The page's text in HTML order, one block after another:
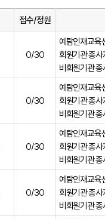
접수/정원
0/30
예람인재교육
회원기관 종
비회원기관
0/30
예람인재교육
회원기관 종
비회원기관
0/30
예람인재교육
회원기관 종
비회원기관
0/30
예람인재교육
회원기관 종
비회원기관